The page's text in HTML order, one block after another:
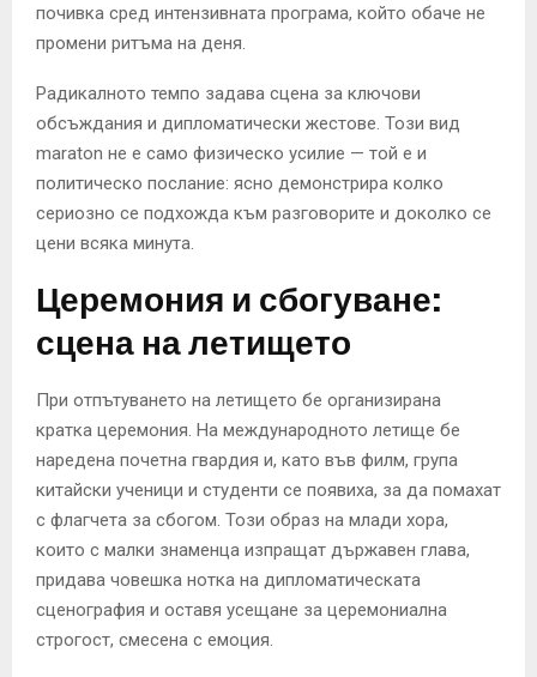
почивка сред интензивната програма, който обаче не
промени ритъма на деня.
Радикалното темпо задава сцена за ключови
обсъждания и дипломатически жестове. Този вид
maraton не е само физическо усилие — той е и
политическо послание: ясно демонстрира колко
сериозно се подхожда към разговорите и доколко се
цени всяка минута.
Церемония и сбогуване:
сцена на летището
При отпътуването на летището бе организирана
кратка церемония. На международното летище бе
наредена почетна гвардия и, като във филм, група
китайски ученици и студенти се появиха, за да помахат
с флагчета за сбогом. Този образ на млади хора,
които с малки знаменца изпращат държавен глава,
придава човешка нотка на дипломатическата
сценография и оставя усещане за церемониална
строгост, смесена с емоция.